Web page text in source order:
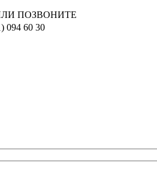
ПОЗВОНИТЕ
094 60 30